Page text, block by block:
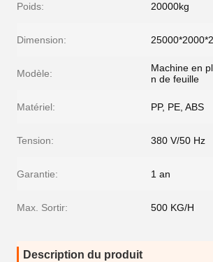
Poids: 20000kg
Dimension:
Modèle:
Machine en
n de feuille
Matériel: PP, PE, ABS
Tension: 380 V/50 Hz
Garantie: 1 an
Max. Sortir: 500 KG/H
Description du produit